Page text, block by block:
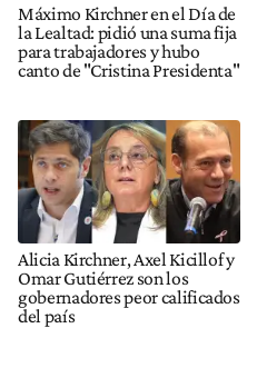
Máximo Kirchner en el Día de
la Lealtad: pidió una suma fija
para trabajadores y hubo
canto de "Cristina Presidenta"
Alicia Kirchner, Axel Kicillof y
Omar Gutiérrez son los
gobernadores peor calificados
del país